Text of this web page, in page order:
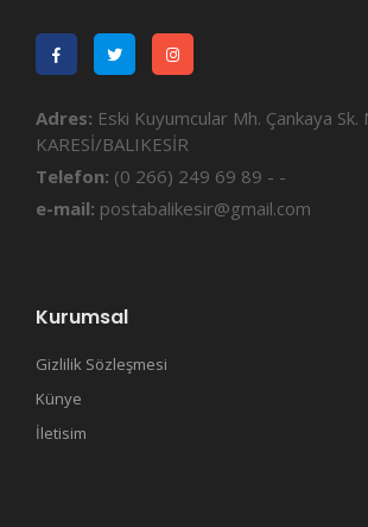
Adres: Eski Kuyumcular Mh. Çankaya Sk.
KARESİ/BALIKESİR
Telefon: (0 266) 249 69 89 - -
e-mail: postabalikesir@gmail.com
Kurumsal
Gizlilik Sözleşmesi
Künye
İletisim